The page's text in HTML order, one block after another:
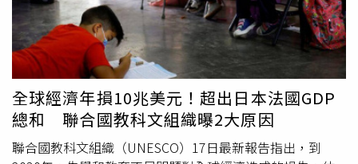
如果重來一次他不會這樣選擇，「我們當初可能就是太快結
婚，所以有很多東西上面，其實個性是還沒磨合好，如果再
讓我選擇一次，我會不想要生小孩。對我來講是我失去了很
多的自由、時間、選擇，以第一直覺現實面來看（的
話）。」李易也解釋現在當然很愛孩子們，只是相對的當了
爸爸之後，自認是浪子的他，失去很多自由，必須承擔責
任，得給孩子陪伴以及父愛。李易和六月結婚13年，育有一
對子女。（圖／六月臉書）
全球經濟年損10兆美元！超出日本法國GDP
總和 聯合國教科文組織曝2大原因
聯合國教科文組織（UNESCO）17日最新報告指出，到